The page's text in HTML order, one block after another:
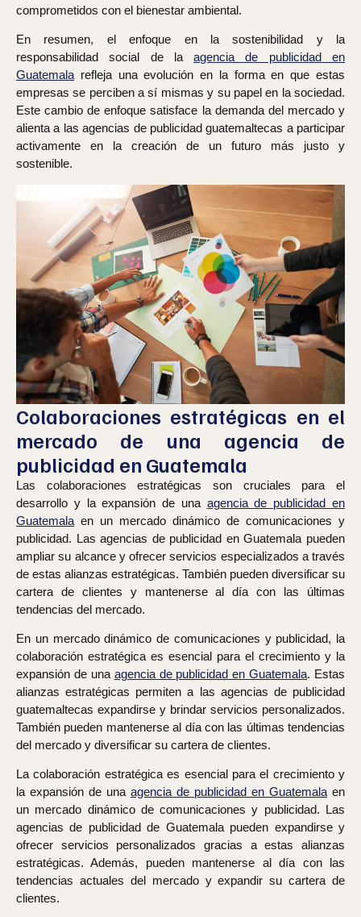
comprometidos con el bienestar ambiental.
En resumen, el enfoque en la sostenibilidad y la
responsabilidad social de laagencia de publicidad en
Guatemala refleja una evolución en la forma en que estas
empresas se perciben a sí mismas y su papel en la sociedad.
Este cambio de enfoque satisface la demanda del mercado y
alienta a las agencias de publicidad guatemaltecas a participar
activamente en la creación de un futuro más justo y
sostenible.
Colaboraciones estratégicas en el
mercado de una agencia de
publicidad en Guatemala
Las colaboraciones estratégicas son cruciales para el
desarrollo y la expansión de una agencia de publicidad en
Guatemala en un mercado dinámico de comunicaciones y
publicidad. Las agencias de publicidad en Guatemala pueden
ampliar su alcance y ofrecer servicios especializados a través
de estas alianzas estratégicas. También pueden diversificar su
cartera de clientes y mantenerse al día con las últimas
tendencias del mercado.
En un mercado dinámico de comunicaciones y publicidad, la
colaboración estratégica es esencial para el crecimiento y la
expansión de una agencia de publicidad en Guatemala. Estas
alianzas estratégicas permiten a las agencias de publicidad
guatemaltecas expandirse y brindar servicios personalizados.
También pueden mantenerse al día con las últimas tendencias
del mercado y diversificar su cartera de clientes.
La colaboración estratégica es esencial para el crecimiento y
la expansión de una agencia de publicidad en Guatemala en
un mercado dinámico de comunicaciones y publicidad. Las
agencias de publicidad de Guatemala pueden expandirse y
ofrecer servicios personalizados gracias a estas alianzas
estratégicas. Además, pueden mantenerse al día con las
tendencias actuales del mercado y expandir su cartera de
clientes.